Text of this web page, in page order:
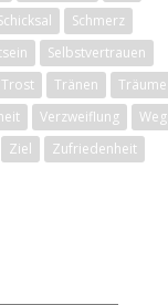
Schmerz
Selbstvertrauen
Trost Tränen
Träume
Verzweiflung
Weg
Ziel
Zufriedenheit